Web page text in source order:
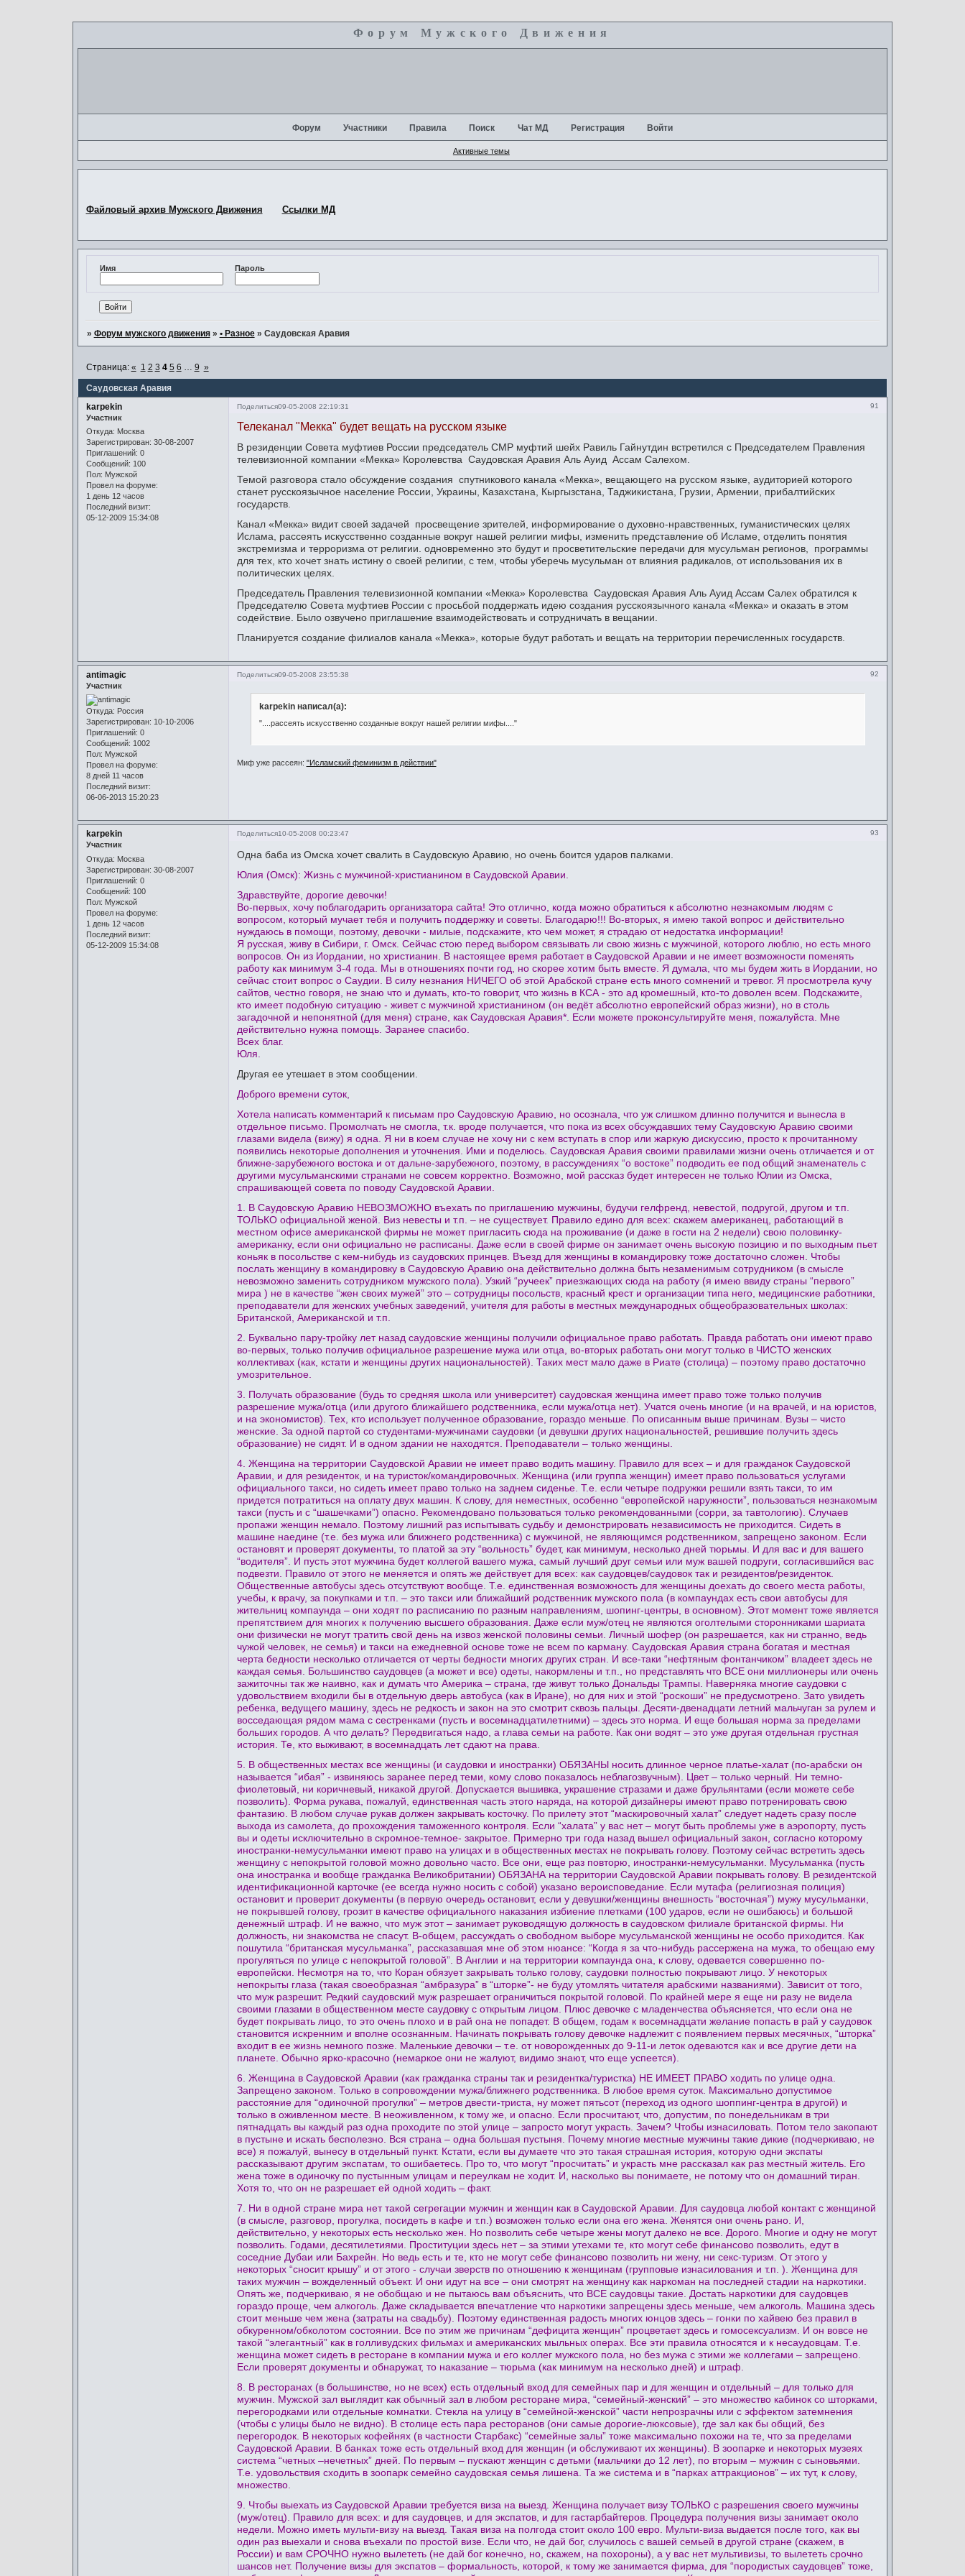
Форум Мужского Движения
Форум Участники Правила Поиск Чат МД Регистрация Войти
Активные темы
Файловый архив Мужского Движения Ссылки МД
Имя Пароль
» Форум мужского движения » • Разное » Саудовская Аравия
Саудовская Аравия
Страница: « 1 2 3 4 5 6 9 »
Поделиться 91
09-05-2008 22:19:31
karpekin
Участник
Откуда: Москва
Зарегистрирован: 30-08-2007
Приглашений: 0
Сообщений: 100
Пол: Мужской
Провел на форуме:
1 день 12 часов
Последний визит:
05-12-2009 15:34:08
Телеканал "Мекка" будет вещать на русском языке
В резиденции Совета муфтиев России председатель СМР муфтий шейх Равиль Гайнутдин встретился с Председателем Правления
телевизионной компании «Мекка» Королевства Саудовская Аравия Аль Ауид Ассам Салехом.
Темой разговора стало обсуждение создания спутникового канала «Мекка», вещающего на русском языке, аудиторией которого
станет русскоязычное население России, Украины, Казахстана, Кыргызстана, Таджикистана, Грузии, Армении, прибалтийских
государств.
Канал «Мекка» видит своей задачей просвещение зрителей, информирование о духовно-нравственных, гуманистических целях
Ислама, рассеять искусственно созданные вокруг нашей религии мифы, изменить представление об Исламе, отделить понятия
экстремизма и терроризма от религии. одновременно это будут и просветительские передачи для мусульман регионов, программы
для тех, кто хочет знать истину о своей религии, с тем, чтобы уберечь мусульман от влияния радикалов, от использования их в
политических целях.
Председатель Правления телевизионной компании «Мекка» Королевства Саудовская Аравия Аль Ауид Ассам Салех обратился к
Председателю Совета муфтиев России с просьбой поддержать идею создания русскоязычного канала «Мекка» и оказать в этом
содействие. Было озвучено приглашение взаимодействовать и сотрудничать в вещании.
Планируется создание филиалов канала «Мекка», которые будут работать и вещать на территории перечисленных государств.
Поделиться 92
09-05-2008 23:55:38
antimagic
Участник
Откуда: Россия
Зарегистрирован: 10-10-2006
Приглашений: 0
Сообщений: 1002
Пол: Мужской
Провел на форуме:
8 дней 11 часов
Последний визит:
06-06-2013 15:20:23
karpekin написал(а):
"....рассеять искусственно созданные вокруг нашей религии мифы...."
Миф уже рассеян: "Исламский феминизм в действии"
Поделиться 93
10-05-2008 00:23:47
karpekin
Участник
Откуда: Москва
Зарегистрирован: 30-08-2007
Приглашений: 0
Сообщений: 100
Пол: Мужской
Провел на форуме:
1 день 12 часов
Последний визит:
05-12-2009 15:34:08
Одна баба из Омска хочет свалить в Саудовскую Аравию, но очень боится ударов палками.
Юлия (Омск): Жизнь с мужчиной-христианином в Саудовской Аравии.
Здравствуйте, дорогие девочки!
Во-первых, хочу поблагодарить организатора сайта! Это отлично, когда можно обратиться к абсолютно незнакомым людям с
вопросом, который мучает тебя и получить поддержку и советы. Благодарю!!! Во-вторых, я имею такой вопрос и действительно
нуждаюсь в помощи, поэтому, девочки - милые, подскажите, кто чем может, я страдаю от недостатка информации!
Я русская, живу в Сибири, г. Омск. Сейчас стою перед выбором связывать ли свою жизнь с мужчиной, которого люблю, но есть много
вопросов. Он из Иордании, но христианин. В настоящее время работает в Саудовской Аравии и не имеет возможности поменять
работу как минимум 3-4 года. Мы в отношениях почти год, но скорее хотим быть вместе. Я думала, что мы будем жить в Иордании, но
сейчас стоит вопрос о Саудии. В силу незнания НИЧЕГО об этой Арабской стране есть много сомнений и тревог. Я просмотрела кучу
сайтов, честно говоря, не знаю что и думать, кто-то говорит, что жизнь в КСА - это ад кромешный, кто-то доволен всем. Подскажите,
кто имеет подобную ситуацию - живет с мужчиной христианином (он ведёт абсолютно европейский образ жизни), но в столь
загадочной и непонятной (для меня) стране, как Саудовская Аравия*. Если можете проконсультируйте меня, пожалуйста. Мне
действительно нужна помощь. Заранее спасибо.
Всех благ.
Юля.
Другая ее утешает в этом сообщении.
Доброго времени суток,
Хотела написать комментарий к письмам про Саудовскую Аравию, но осознала, что уж слишком длинно получится и вынесла в
отдельное письмо. Промолчать не смогла, т.к. вроде получается, что пока из всех обсуждавших тему Саудовскую Аравию своими
глазами видела (вижу) я одна. Я ни в коем случае не хочу ни с кем вступать в спор или жаркую дискуссию, просто к прочитанному
появились некоторые дополнения и уточнения. Ими и поделюсь. Саудовская Аравия своими правилами жизни очень отличается и от
ближне-зарубежного востока и от дальне-зарубежного, поэтому, в рассуждениях “о востоке” подводить ее под общий знаменатель с
другими мусульманскими странами не совсем корректно. Возможно, мой рассказ будет интересен не только Юлии из Омска,
спрашивающей совета по поводу Саудовской Аравии.
1. В Саудовскую Аравию НЕВОЗМОЖНО въехать по приглашению мужчины, будучи гелфренд, невестой, подругой, другом и т.п.
ТОЛЬКО официальной женой. Виз невесты и т.п. – не существует. Правило едино для всех: скажем американец, работающий в
местном офисе американской фирмы не может пригласить сюда на проживание (и даже в гости на 2 недели) свою половинку-
американку, если они официально не расписаны. Даже если в своей фирме он занимает очень высокую позицию и по выходным пьет
коньяк в посольстве с кем-нибудь из саудовских принцев. Въезд для женщины в командировку тоже достаточно сложен. Чтобы
послать женщину в командировку в Саудовскую Аравию она действительно должна быть незаменимым сотрудником (в смысле
невозможно заменить сотрудником мужского пола). Узкий “ручеек” приезжающих сюда на работу (я имею ввиду страны “первого”
мира ) не в качестве “жен своих мужей” это – сотрудницы посольств, красный крест и организации типа него, медицинские работники,
преподаватели для женских учебных заведений, учителя для работы в местных международных общеобразовательных школах:
Британской, Американской и т.п.
2. Буквально пару-тройку лет назад саудовские женщины получили официальное право работать. Правда работать они имеют право
во-первых, только получив официальное разрешение мужа или отца, во-вторых работать они могут только в ЧИСТО женских
коллективах (как, кстати и женщины других национальностей). Таких мест мало даже в Риате (столица) – поэтому право достаточно
умозрительное.
3. Получать образование (будь то средняя школа или университет) саудовская женщина имеет право тоже только получив
разрешение мужа/отца (или другого ближайшего родственника, если мужа/отца нет). Учатся очень многие (и на врачей, и на юристов,
и на экономистов). Тех, кто использует полученное образование, гораздо меньше. По описанным выше причинам. Вузы – чисто
женские. За одной партой со студентами-мужчинами саудовки (и девушки других национальностей, решившие получить здесь
образование) не сидят. И в одном здании не находятся. Преподаватели – только женщины.
4. Женщина на территории Саудовской Аравии не имеет право водить машину. Правило для всех – и для гражданок Саудовской
Аравии, и для резиденток, и на туристок/командировочных. Женщина (или группа женщин) имеет право пользоваться услугами
официального такси, но сидеть имеет право только на заднем сиденье. Т.е. если четыре подружки решили взять такси, то им
придется потратиться на оплату двух машин. К слову, для неместных, особенно “европейской наружности”, пользоваться незнакомым
такси (пусть и с “шашечками”) опасно. Рекомендовано пользоваться только рекомендованными (сорри, за тавтологию). Случаев
пропажи женщин немало. Поэтому лишний раз испытывать судьбу и демонстрировать независимость не приходится. Сидеть в
машине наедине (т.е. без мужа или ближнего родственника) с мужчиной, не являющимся родственником, запрещено законом. Если
остановят и проверят документы, то платой за эту “вольность” будет, как минимум, несколько дней тюрьмы. И для вас и для вашего
“водителя”. И пусть этот мужчина будет коллегой вашего мужа, самый лучший друг семьи или муж вашей подруги, согласившийся вас
подвезти. Правило от этого не меняется и опять же действует для всех: как саудовцев/саудовок так и резидентов/резиденток.
Общественные автобусы здесь отсутствуют вообще. Т.е. единственная возможность для женщины доехать до своего места работы,
учебы, к врачу, за покупками и т.п. – это такси или ближайший родственник мужского пола (в компаундах есть свои автобусы для
жительниц компаунда – они ходят по расписанию по разным направлениям, шопинг-центры, в основном). Этот момент тоже является
препятствием для многих к получению высшего образования. Даже если муж/отец не являются оголтелыми сторонниками шариата
они физически не могут тратить свой день на извоз женской половины семьи. Личный шофер (он разрешается, как ни странно, ведь
чужой человек, не семья) и такси на ежедневной основе тоже не всем по карману. Саудовская Аравия страна богатая и местная
черта бедности несколько отличается от черты бедности многих других стран. И все-таки “нефтяным фонтанчиком” владеет здесь не
каждая семья. Большинство саудовцев (а может и все) одеты, накормлены и т.п., но представлять что ВСЕ они миллионеры или очень
зажиточны так же наивно, как и думать что Америка – страна, где живут только Дональды Трампы. Наверняка многие саудовки с
удовольствием входили бы в отдельную дверь автобуса (как в Иране), но для них и этой “роскоши” не предусмотрено. Зато увидеть
ребенка, ведущего машину, здесь не редкость и закон на это смотрит сквозь пальцы. Десяти-двенадцати летний мальчуган за рулем и
восседающая рядом мама с сестренками (пусть и восемнадцатилетними) – здесь это норма. И еще большая норма за пределами
больших городов. А что делать? Передвигаться надо, а глава семьи на работе. Как они водят – это уже другая отдельная грустная
история. Те, кто выживают, в восемнадцать лет сдают на права.
5. В общественных местах все женщины (и саудовки и иностранки) ОБЯЗАНЫ носить длинное черное платье-халат (по-арабски он
называется “ибая” - извиняюсь заранее перед теми, кому слово показалось неблагозвучным). Цвет – только черный. Ни темно-
фиолетовый, ни коричневый, никакой другой. Допускается вышивка, украшение стразами и даже брульянтами (если можете себе
позволить). Форма рукава, пожалуй, единственная часть этого наряда, на которой дизайнеры имеют право потренировать свою
фантазию. В любом случае рукав должен закрывать косточку. По прилету этот “маскировочный халат” следует надеть сразу после
выхода из самолета, до прохождения таможенного контроля. Если “халата” у вас нет – могут быть проблемы уже в аэропорту, пусть
вы и одеты исключительно в скромное-темное- закрытое. Примерно три года назад вышел официальный закон, согласно которому
иностранки-немусульманки имеют право на улицах и в общественных местах не покрывать голову. Поэтому сейчас встретить здесь
женщину с непокрытой головой можно довольно часто. Все они, еще раз повторю, иностранки-немусульманки. Мусульманка (пусть
она иностранка и вообще гражданка Великобритании) ОБЯЗАНА на территории Саудовской Аравии покрывать голову. В резидентской
идентификационной карточке (ее всегда нужно носить с собой) указано вероисповедание. Если мутафа (религиозная полиция)
остановит и проверит документы (в первую очередь остановит, если у девушки/женщины внешность “восточная”) мужу мусульманки,
не покрывшей голову, грозит в качестве официального наказания избиение плетками (100 ударов, если не ошибаюсь) и большой
денежный штраф. И не важно, что муж этот – занимает руководящую должность в саудовском филиале британской фирмы. Ни
должность, ни знакомства не спасут. В-общем, рассуждать о свободном выборе мусульманской женщины не особо приходится. Как
пошутила “британская мусульманка”, рассказавшая мне об этом нюансе: “Когда я за что-нибудь рассержена на мужа, то обещаю ему
прогуляться по улице с непокрытой головой”. В Англии и на территории компаунда она, к слову, одевается совершенно по-
европейски. Несмотря на то, что Коран обязует закрывать только голову, саудовки полностью покрывают лицо. У некоторых
непокрыты глаза (такая своеобразная “амбразура” в “шторке”- не буду утомлять читателя арабскими названиями). Зависит от того,
что муж разрешит. Редкий саудовский муж разрешает ограничиться покрытой головой. По крайней мере я еще ни разу не видела
своими глазами в общественном месте саудовку с открытым лицом. Плюс девочке с младенчества объясняется, что если она не
будет покрывать лицо, то это очень плохо и в рай она не попадет. В общем, годам к восемнадцати желание попасть в рай у саудовок
становится искренним и вполне осознанным. Начинать покрывать голову девочке надлежит с появлением первых месячных, “шторка”
входит в ее жизнь немного позже. Маленькие девочки – т.е. от новорожденных до 9-11-и леток одеваются как и все другие дети на
планете. Обычно ярко-красочно (немаркое они не жалуют, видимо знают, что еще успеется).
6. Женщина в Саудовской Аравии (как гражданка страны так и резидентка/туристка) НЕ ИМЕЕТ ПРАВО ходить по улице одна.
Запрещено законом. Только в сопровождении мужа/ближнего родственника. В любое время суток. Максимально допустимое
расстояние для “одиночной прогулки” – метров двести-триста, ну может пятьсот (переход из одного шоппинг-центра в другой) и
только в оживленном месте. В неоживленном, к тому же, и опасно. Если просчитают, что, допустим, по понедельникам в три
пятнадцать вы каждый раз одна проходите по этой улице – запросто могут украсть. Зачем? Чтобы изнасиловать. Потом тело закопают
в пустыне и искать бесполезно. Вся страна – одна большая пустыня. Почему многие местные мужчины такие дикие (подчеркиваю, не
все) я пожалуй, вынесу в отдельный пункт. Кстати, если вы думаете что это такая страшная история, которую одни экспаты
рассказывают другим экспатам, то ошибаетесь. Про то, что могут “просчитать” и украсть мне рассказал как раз местный житель. Его
жена тоже в одиночку по пустынным улицам и переулкам не ходит. И, насколько вы понимаете, не потому что он домашний тиран.
Хотя то, что он не разрешает ей одной ходить – факт.
7. Ни в одной стране мира нет такой сегрегации мужчин и женщин как в Саудовской Аравии. Для саудовца любой контакт с женщиной
(в смысле, разговор, прогулка, посидеть в кафе и т.п.) возможен только если она его жена. Женятся они очень рано. И,
действительно, у некоторых есть несколько жен. Но позволить себе четыре жены могут далеко не все. Дорого. Многие и одну не могут
позволить. Годами, десятилетиями. Проституции здесь нет – за этими утехами те, кто могут себе финансово позволить, едут в
соседние Дубаи или Бахрейн. Но ведь есть и те, кто не могут себе финансово позволить ни жену, ни секс-туризм. От этого у
некоторых “сносит крышу” и от этого - случаи зверств по отношению к женщинам (групповые изнасилования и т.п. ). Женщина для
таких мужчин – вожделенный объект. И они идут на все – они смотрят на женщину как наркоман на последней стадии на наркотики.
Опять же, подчеркиваю, я не обобщаю и не пытаюсь вам объяснить, что ВСЕ саудовцы такие. Достать наркотики для саудовцев
гораздо проще, чем алкоголь. Даже складывается впечатление что наркотики запрещены здесь меньше, чем алкоголь. Машина здесь
стоит меньше чем жена (затраты на свадьбу). Поэтому единственная радость многих юнцов здесь – гонки по хайвею без правил в
обкуренном/обколотом состоянии. Все по этим же причинам “дефицита женщин” процветает здесь и гомосексуализм. И он вовсе не
такой “элегантный” как в голливудских фильмах и американских мыльных операх. Все эти правила относятся и к несаудовцам. Т.е.
женщина может сидеть в ресторане в компании мужа и его коллег мужского пола, но без мужа с этими же коллегами – запрещено.
Если проверят документы и обнаружат, то наказание – тюрьма (как минимум на несколько дней) и штраф.
8. В ресторанах (в большинстве, но не всех) есть отдельный вход для семейных пар и для женщин и отдельный – для только для
мужчин. Мужской зал выглядит как обычный зал в любом ресторане мира, “семейный-женский” – это множество кабинок со шторками,
перегородками или отдельные комнатки. Стекла на улицу в “семейной-женской” части непрозрачны или с эффектом затемнения
(чтобы с улицы было не видно). В столице есть пара ресторанов (они самые дорогие-люксовые), где зал как бы общий, без
перегородок. В некоторых кофейнях (в частности Старбакс) “семейные залы” тоже максимально похожи на те, что за пределами
Саудовской Аравии. В банках тоже есть отдельный вход для женщин (и обслуживают их женщины). В зоопарке и некоторых музеях
система “четных –нечетных” дней. По первым – пускают женщин с детьми (мальчики до 12 лет), по вторым – мужчин с сыновьями.
Т.е. удовольствия сходить в зоопарк семейно саудовская семья лишена. Та же система и в “парках аттракционов” – их тут, к слову,
множество.
9. Чтобы выехать из Саудовской Аравии требуется виза на выезд. Женщина получает визу ТОЛЬКО с разрешения своего мужчины
(муж/отец). Правило для всех: и для саудовцев, и для экспатов, и для гастарбайтеров. Процедура получения визы занимает около
недели. Можно иметь мульти-визу на выезд. Такая виза на полгода стоит около 100 евро. Мульти-виза выдается после того, как вы
один раз выехали и снова въехали по простой визе. Если что, не дай бог, случилось с вашей семьей в другой стране (скажем, в
России) и вам СРОЧНО нужно вылететь (не дай бог конечно, но, скажем, на похороны), а у вас нет мультивизы, то вылететь срочно
шансов нет. Получение визы для экспатов – формальность, которой, к тому же занимается фирма, для “породистых саудовцев” тоже,